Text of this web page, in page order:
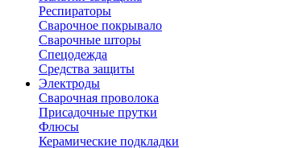
Респираторы
Сварочное покрывало
Сварочные шторы
Спецодежда
Средства защиты
Электроды
Сварочная проволока
Присадочные прутки
Флюсы
Керамические подкладки